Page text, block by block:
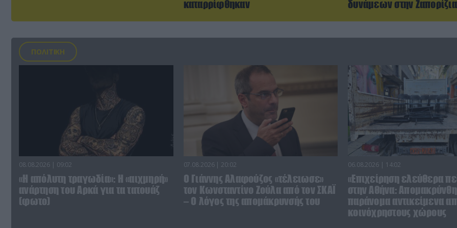
καταρρίφθηκαν
δυνάμεων στην Ζαπορίζια
ΠΟΛΙΤΙΚΗ
08.08.2026 | 09:02
«Η απόλυτη τραγωδία»: Η «αιχμηρή»
ανάρτηση του Αρκά για τα τατουάζ
(φωτο)
07.08.2026 | 20:02
Ο Γιάννης Αλαφούζος «τέλειωσε»
τον Κωνσταντίνο Ζούλα από τον ΣΚΑΪ
– Ο λόγος της απομάκρυνσής του
06.08.2026 | 14:02
«Επιχείρηση ελεύθερα
στην Αθήνα:
παράνομα αντικείμενα
κοινόχρηστους χώρους